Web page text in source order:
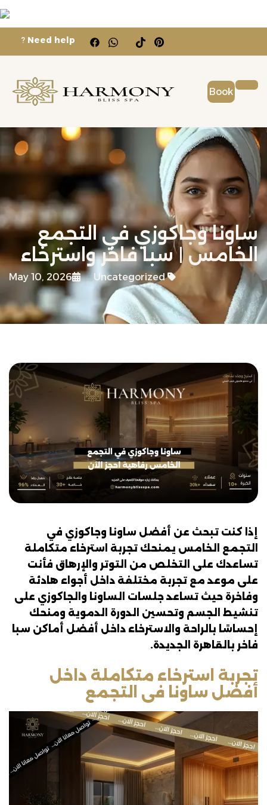
Need help
?
Book
ساونا وجاكوزي في التجمع
الخامس | سبا فاخر واسترخاء
May 10, 2026 Uncategorized
إذا كنت تبحث عن أفضل ساونا وجاكوزي في
التجمع الخامس يمنحك تجربة استرخاء متكاملة
تساعدك على التخلص من التوتر والإرهاق فأنت
على موعد مع تجربة مختلفة داخل أجواء هادئة
وفاخرة حيث تساعد جلسات الساونا والجاكوزي على
تنشيط الجسم وتحسين الدورة الدموية ومنحك
إحساسًا بالراحة والاسترخاء داخل أفضل أماكن سبا
فاخر بالقاهرة الجديدة.
تجربة استرخاء متكاملة داخل
أفضل ساونا فى التجمع